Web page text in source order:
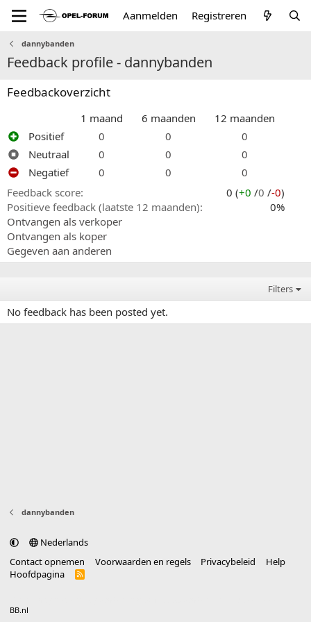
Aanmelden Registreren
dannybanden
Feedback profile - dannybanden
Feedbackoverzicht
1 maand 6 maanden
12 maanden
Positief
0 0
0
Neutraal
0 0
0
Negatief
0 0
0
Feedback score
0 (+0 /0 /-0)
Positieve feedback (laatste 12 maanden)
0%
Ontvangen als verkoper
Ontvangen als koper
Gegeven aan anderen
Filters
No feedback has been posted yet.
dannybanden
Nederlands
Contact opnemen
Voorwaarden en regels Privacybeleid
Help
Hoofdpagina
R
BB.nl